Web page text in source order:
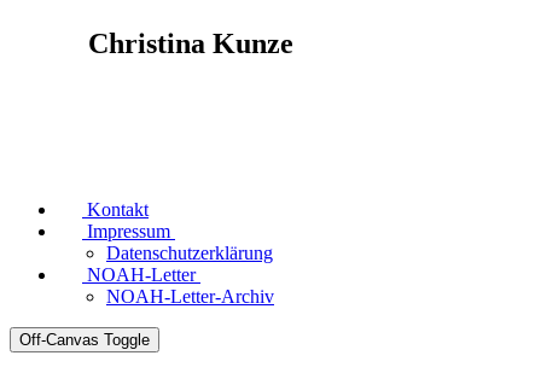
Christina Kunze
Kontakt
Impressum
Datenschutzerklärung
NOAH-Letter
NOAH-Letter-Archiv
Off-Canvas Toggle